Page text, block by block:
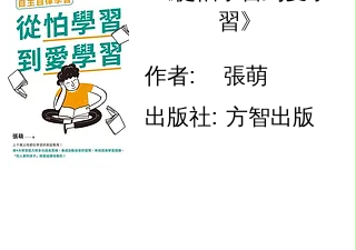
習》
作者:
張萌
出版社: 方智出版